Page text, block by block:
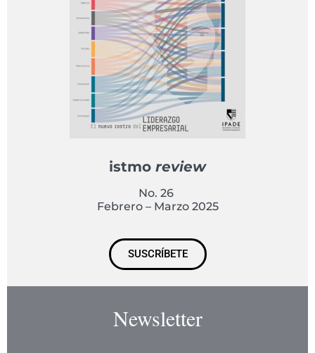
istmo review
No. 26
Febrero – Marzo 2025
SUSCRÍBETE
Newsletter